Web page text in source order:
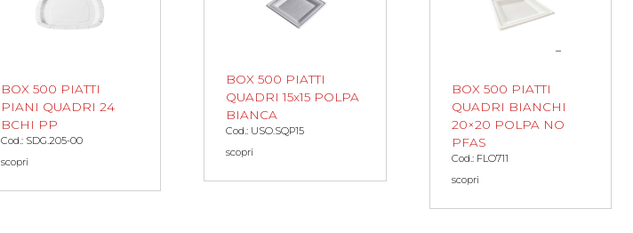
BOX 500 PIATTI
PIANI QUADRI 24
BCHI PP
Cod.: SDG.205-00
scopri
BOX 500 PIATTI
QUADRI 15x15 POLPA
BIANCA
Cod.: USO.SQP15
scopri
BOX 500 PIATTI
QUADRI BIANCHI
20×20 POLPA NO
PFAS
Cod.: FLO711
scopri